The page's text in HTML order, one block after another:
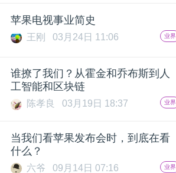
机
苹果电视事业简史
王刚 03月24日 11:06 业界
谁撩了我们？从霍金和乔布斯到人
工智能和区块链
陈孝良 03月19日 18:37 业界
当我们看苹果发布会时，到底在看
什么？
六爷 09月14日 07:16 业界